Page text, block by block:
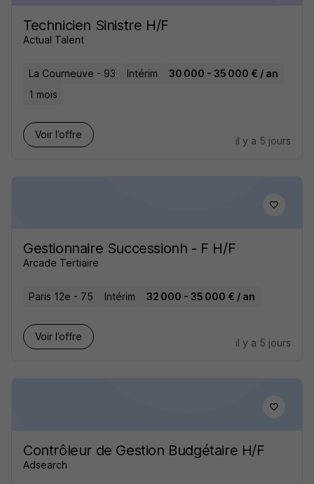
Technicien Sinistre H/F
Actual Talent
La Courneuve - 93 Intérim
30 000 - 35 000 € / an
1 mois
Voir l’offre
il y a 5 jours
Gestionnaire Successionh - F H/F
Arcade Tertiaire
Paris 12e - 75 Intérim 32 000 - 35 000 € / an
Voir l’offre
il y a 5 jours
Contrôleur de Gestion Budgétaire H/F
Adsearch